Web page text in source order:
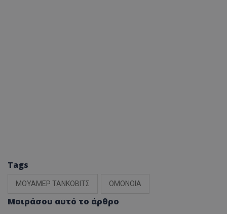
Tags
ΜΟΥΑΜΕΡ ΤΑΝΚΟΒΙΤΣ ΟΜΟΝΟΙΑ
Μοιράσου αυτό το άρθρο